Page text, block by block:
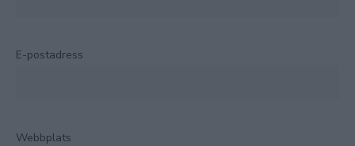
E-postadress
Webbplats